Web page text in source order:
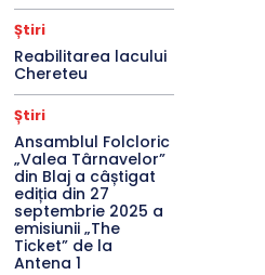
Știri
Reabilitarea lacului
Chereteu
Știri
Ansamblul Folcloric
„Valea Târnavelor”
din Blaj a câștigat
ediția din 27
septembrie 2025 a
emisiunii „The
Ticket” de la
Antena 1